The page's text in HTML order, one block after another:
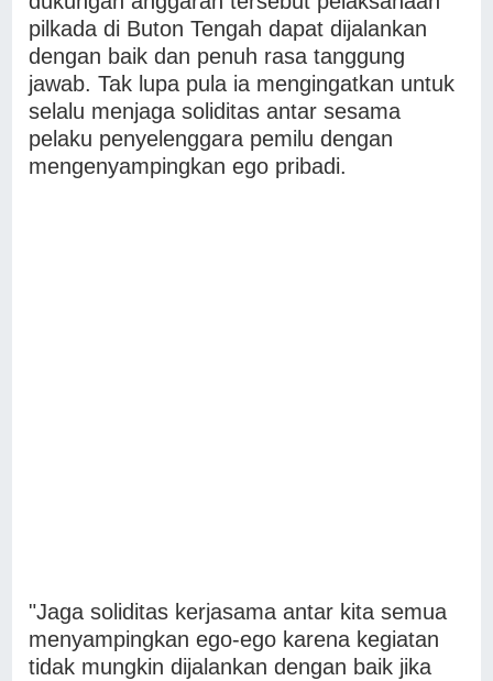
pilkada di Buton Tengah dapat dijalankan
dengan baik dan penuh rasa tanggung
jawab. Tak lupa pula ia mengingatkan untuk
selalu menjaga soliditas antar sesama
pelaku penyelenggara pemilu dengan
mengenyampingkan ego pribadi.
"Jaga soliditas kerjasama antar kita semua
menyampingkan ego-ego karena kegiatan
tidak mungkin dijalankan dengan baik jika